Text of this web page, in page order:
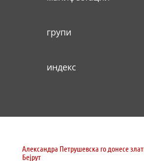
групи
индекс
Александра Петрушевска го донесе
Бејрут